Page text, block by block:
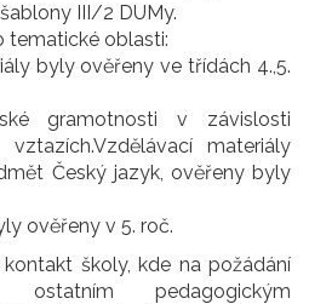
III/2 DUMy.
tematické oblasti:
byly ověřeny ve třídách 4.,5.
gramotnosti v závislosti
materiály
Český jazyk, ověřeny byly
ověřeny v 5. roč.
školy, kde na požádání
ostatním pedagogickým